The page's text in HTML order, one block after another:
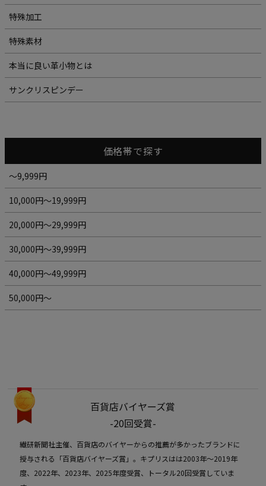
特殊加工
特殊素材
本当に良い革小物とは
サンクリスピンデー
価格帯で探す
～9,999円
10,000円～19,999円
20,000円～29,999円
30,000円～39,999円
40,000円～49,999円
50,000円～
百貨店バイヤーズ賞
-20回受賞-
繊研新聞社主催、百貨店のバイヤーからの推薦が多かったブランドに
授与される「百貨店バイヤーズ賞」。キプリスはは2003年〜2019年
度、2022年、2023年、2025年度受賞、トータル20回受賞していま